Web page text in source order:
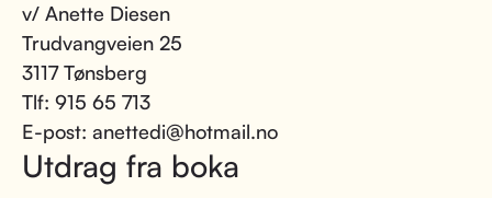
v/ Anette Diesen
Trudvangveien 25
3117 Tønsberg
Tlf: 915 65 713
E-post: anettedi@hotmail.no
Utdrag fra boka